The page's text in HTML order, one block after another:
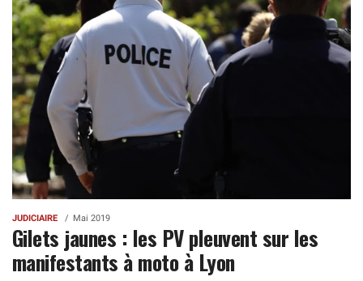
JUDICIAIRE Mai 2019
Gilets jaunes : les PV pleuvent sur les
manifestants à moto à Lyon